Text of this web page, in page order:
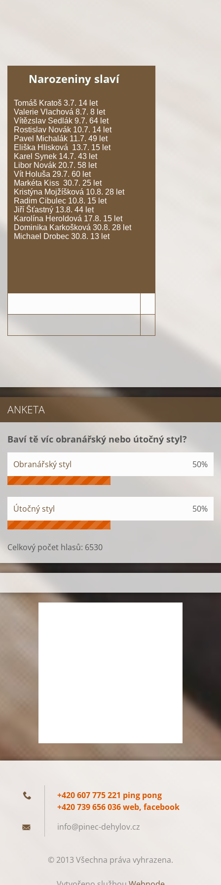
Narozeniny slaví
Tomáš Kratoš 3.7. 14 let
Valerie Vlachová 8.7. 8 let
Vítězslav Sedlák 9.7. 64 let
Rostislav Novák 10.7. 14 let
Pavel Michalák 11.7. 49 let
Eliška Hlisková 13.7. 15 let
Karel Synek 14.7. 43 let
Libor Novák 20.7. 58 let
Vít Holuša 29.7. 60 let
Markéta Kiss 30.7. 25 let
Kristýna Mojžíšková 10.8. 28 let
Radim Cibulec 10.8. 15 let
Jiří Šťastný 13.8. 44 let
Karolína Heroldová 17.8. 15 let
Dominika Karkošková 30.8. 28 let
Michael Drobec 30.8. 13 let
ANKETA
Baví tě víc obranářský nebo útočný styl?
Obranářský styl 50%
Útočný styl 50%
Celkový počet hlasů: 6530
+420 607 775 221 ping pong
+420 739 656 036 web, facebook
info@pinec-dehylov.cz
© 2013 Všechna práva vyhrazena.